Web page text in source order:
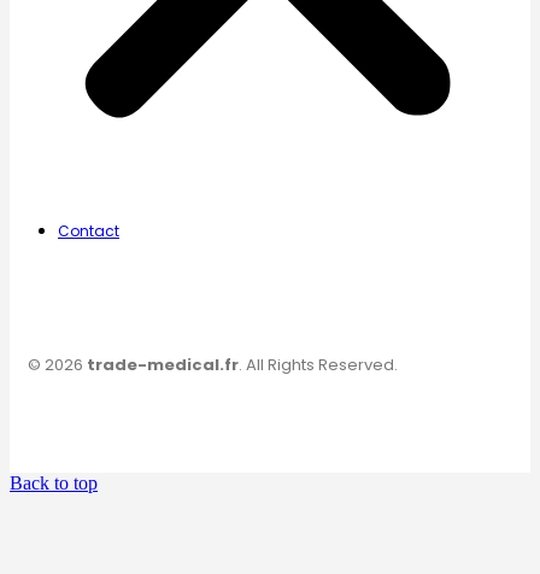
Contact
© 2026 trade-medical.fr. All Rights Reserved.
Back to top